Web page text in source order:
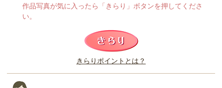
このレビューは参考になりましたか？
作品写真が気に入ったら「きらり」ボタンを押してくださ
い。
きらりポイントとは？